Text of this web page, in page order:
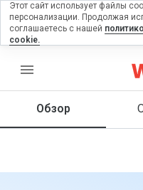
menu
Обзор
на
Как бы
этот
Этот сайт использует файлы
персонализации. Продолжая
соглашаетесь с нашей
cookie.